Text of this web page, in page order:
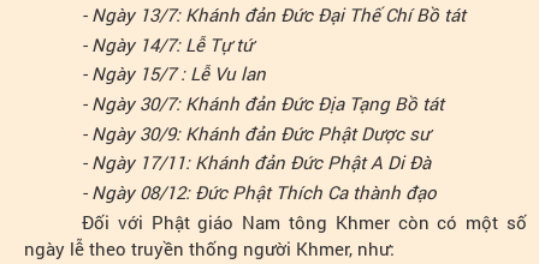
- Ngày 13/7: Khánh đản Đức Đại Thế Chí Bồ tát
- Ngày 14/7: Lễ Tự tứ
- Ngày 15/7 : Lễ Vu lan
- Ngày 30/7: Khánh đản Đức Địa Tạng Bồ tát
- Ngày 30/9: Khánh đản Đức Phật Dược sư
- Ngày 17/11: Khánh đản Đức Phật A Di Đà
- Ngày 08/12: Đức Phật Thích Ca thành đạo
Đối với Phật giáo Nam tông Khmer còn có một số
ngày lễ theo truyền thống người Khmer, như: